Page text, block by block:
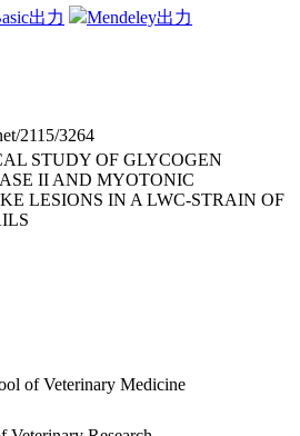
出力 Mendeley出力
2115/3264
STUDY OF GLYCOGEN
II AND MYOTONIC
LESIONS IN A LWC-STRAIN OF
of Veterinary Medicine